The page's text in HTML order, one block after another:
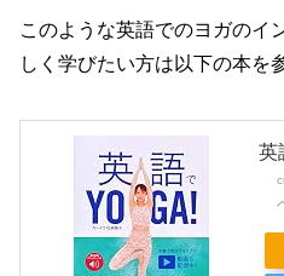
このような英語でのヨガのイ
しく学びたい方は以下の本を
英